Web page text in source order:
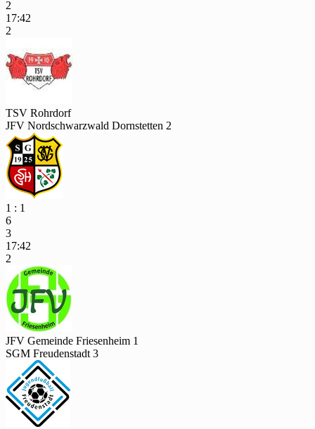
2
17:42
2
TSV Rohrdorf
JFV Nordschwarzwald Dornstetten 2
1 : 1
6
3
17:42
2
JFV Gemeinde Friesenheim 1
SGM Freudenstadt 3